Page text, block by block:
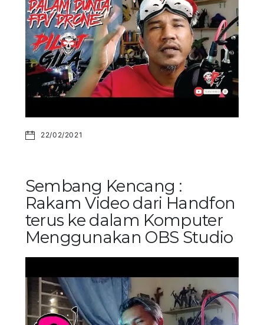
22/02/2021
Sembang Kencang :
Rakam Video dari Handfon
terus ke dalam Komputer
Menggunakan OBS Studio